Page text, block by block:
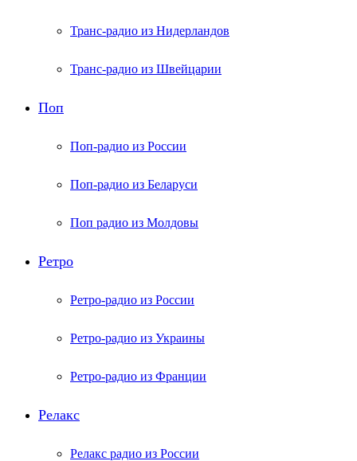
Транс-радио из Нидерландов
Транс-радио из Швейцарии
Поп
Поп-радио из России
Поп-радио из Беларуси
Поп радио из Молдовы
Ретро
Ретро-радио из России
Ретро-радио из Украины
Ретро-радио из Франции
Релакс
Релакс радио из России